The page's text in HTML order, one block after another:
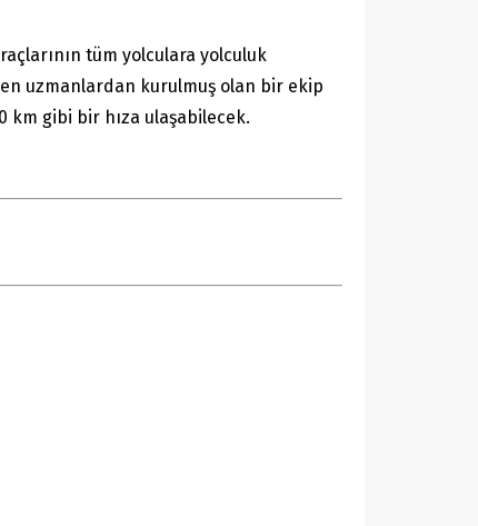
tüm yolculara yolculuk
uzmanlardan kurulmuş olan bir ekip
gibi bir hıza ulaşabilecek.